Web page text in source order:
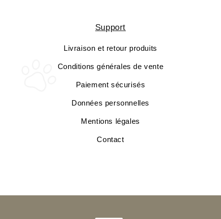
Support
Livraison et retour produits
Conditions générales de vente
Paiement sécurisés
Données personnelles
Mentions légales
Contact